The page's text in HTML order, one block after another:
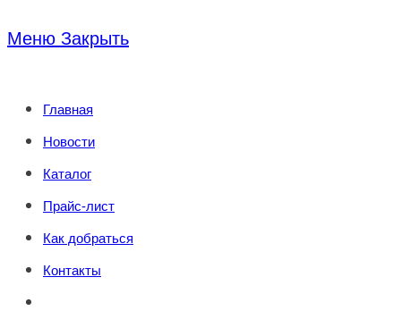
сайту
Меню Закрыть
Главная
Новости
Каталог
Прайс-лист
Как добраться
Контакты